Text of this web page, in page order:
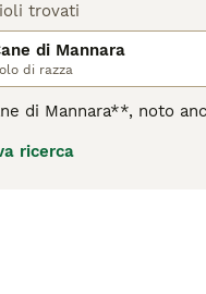
trovati
di Mannara
di razza
di Mannara**, noto
le greggi dai lupi e
con le pecore. Il
Questo lo rende
se poco conosciuto e
di tutela e
ricerca